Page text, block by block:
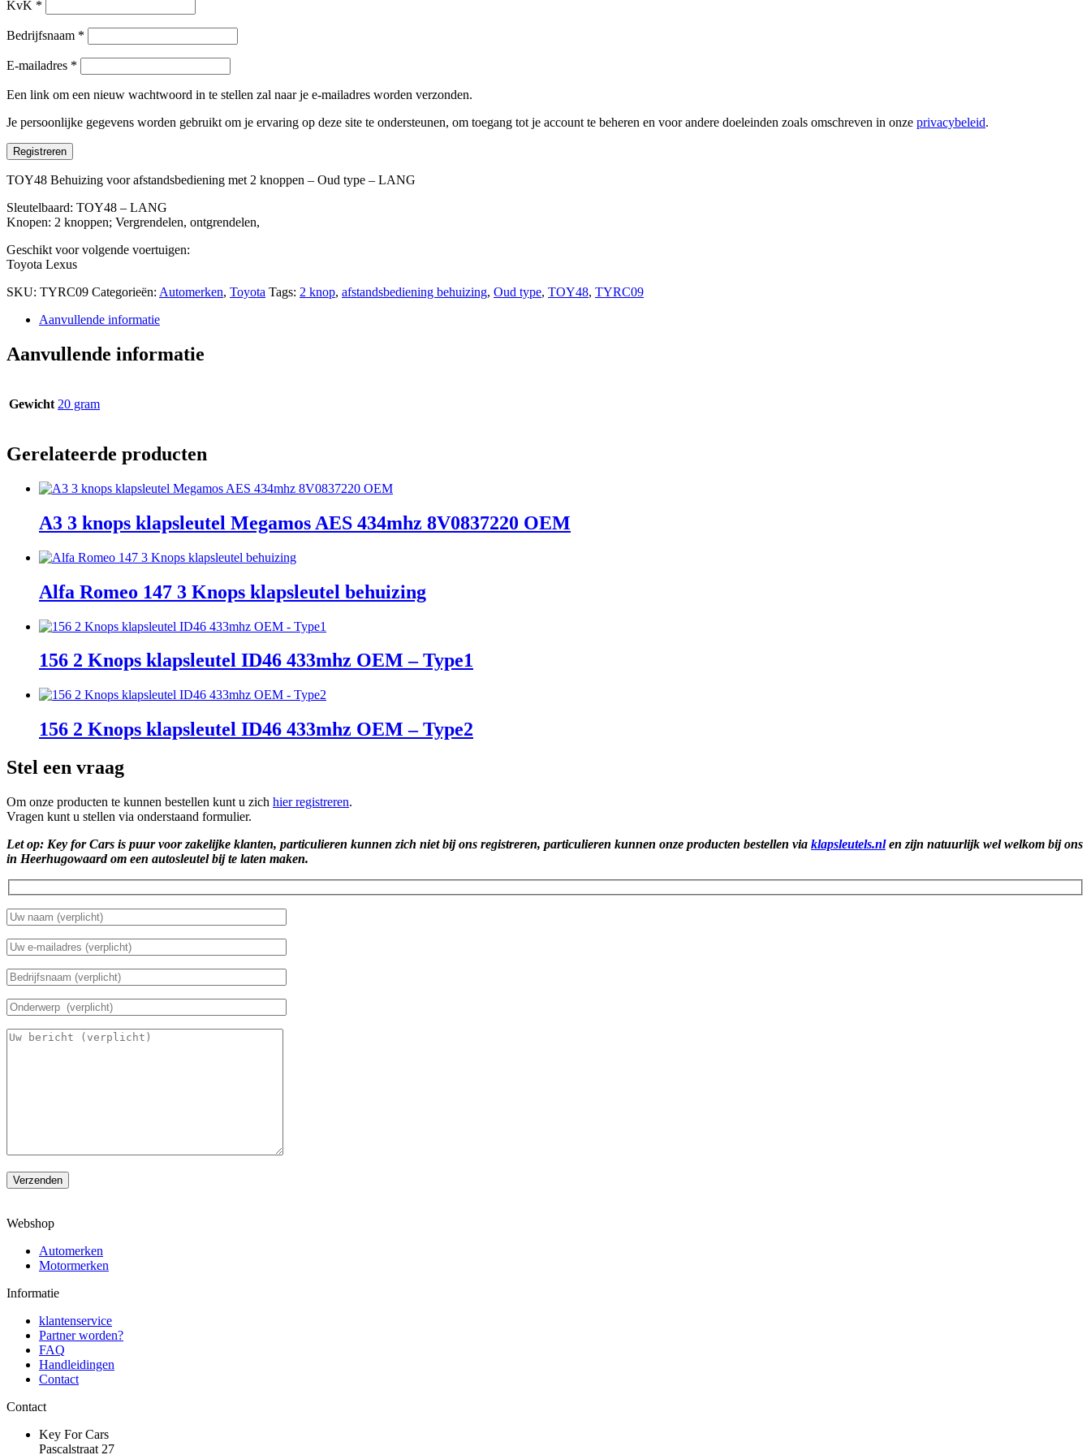
KvK *
Bedrijfsnaam *
E-mailadres *
Een link om een nieuw wachtwoord in te stellen zal naar je e-mailadres worden verzonden.
Je persoonlijke gegevens worden gebruikt om je ervaring op deze site te ondersteunen, om toegang tot je account te beheren en voor andere doeleinden zoals omschreven in onze privacybeleid.
Registreren
TOY48 Behuizing voor afstandsbediening met 2 knoppen – Oud type – LANG
Sleutelbaard: TOY48 – LANG
Knopen: 2 knoppen; Vergrendelen, ontgrendelen,
Geschikt voor volgende voertuigen:
Toyota Lexus
SKU: TYRC09 Categorieën: Automerken, Toyota Tags: 2 knop, afstandsbediening behuizing, Oud type, TOY48, TYRC09
Aanvullende informatie
Aanvullende informatie
Gewicht 20 gram
Gerelateerde producten
A3 3 knops klapsleutel Megamos AES 434mhz 8V0837220 OEM
Alfa Romeo 147 3 Knops klapsleutel behuizing
156 2 Knops klapsleutel ID46 433mhz OEM – Type1
156 2 Knops klapsleutel ID46 433mhz OEM – Type2
Stel een vraag
Om onze producten te kunnen bestellen kunt u zich hier registreren.
Vragen kunt u stellen via onderstaand formulier.
Let op: Key for Cars is puur voor zakelijke klanten, particulieren kunnen zich niet bij ons registreren, particulieren kunnen onze producten bestellen via klapsleutels.nlen zijn natuurlijk wel welkom bij ons
in Heerhugowaard om een autosleutel bij te laten maken.
Verzenden
Webshop
Automerken
Motormerken
Informatie
klantenservice
Partner worden?
FAQ
Handleidingen
Contact
Contact
Key For Cars
Pascalstraat 27